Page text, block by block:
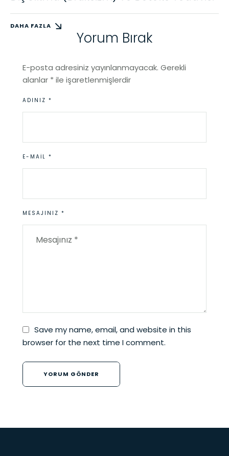
DAHA FAZLA
Yorum Bırak
E-posta adresiniz yayınlanmayacak. Gerekli
alanlar * ile işaretlenmişlerdir
MESAJINIZ *
ADINIZ *
E-MAIL *
Save my name, email, and website in this
browser for the next time I comment.
YORUM GÖNDER